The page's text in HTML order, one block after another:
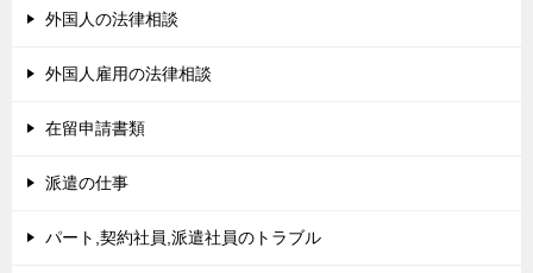
外国人の法律相談
外国人雇用の法律相談
在留申請書類
派遣の仕事
パート,契約社員,派遣社員のトラブル